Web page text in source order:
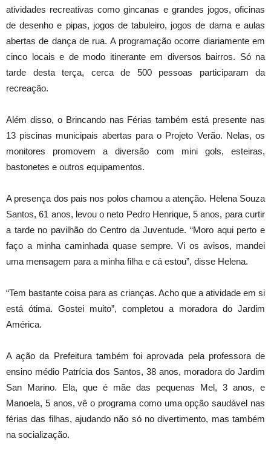
atividades recreativas como gincanas e grandes jogos, oficinas
de desenho e pipas, jogos de tabuleiro, jogos de dama e aulas
abertas de dança de rua. A programação ocorre diariamente em
cinco locais e de modo itinerante em diversos bairros. Só na
tarde desta terça, cerca de 500 pessoas participaram da
recreação.
Além disso, o Brincando nas Férias também está presente nas
13 piscinas municipais abertas para o Projeto Verão. Nelas, os
monitores promovem a diversão com mini gols, esteiras,
bastonetes e outros equipamentos.
A presença dos pais nos polos chamou a atenção. Helena Souza
Santos, 61 anos, levou o neto Pedro Henrique, 5 anos, para curtir
a tarde no pavilhão do Centro da Juventude. “Moro aqui perto e
faço a minha caminhada quase sempre. Vi os avisos, mandei
uma mensagem para a minha filha e cá estou”, disse Helena.
“Tem bastante coisa para as crianças. Acho que a atividade em si
está ótima. Gostei muito”, completou a moradora do Jardim
América.
A ação da Prefeitura também foi aprovada pela professora de
ensino médio Patrícia dos Santos, 38 anos, moradora do Jardim
San Marino. Ela, que é mãe das pequenas Mel, 3 anos, e
Manoela, 5 anos, vê o programa como uma opção saudável nas
férias das filhas, ajudando não só no divertimento, mas também
na socialização.